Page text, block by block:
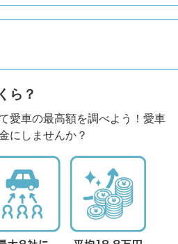
ら？
愛車の最高額を調べよう！愛車
にしませんか？